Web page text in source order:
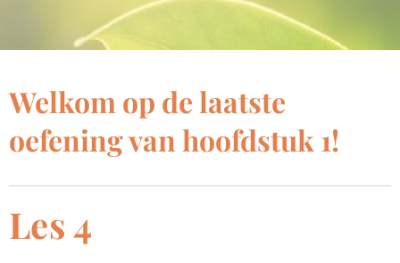
Welkom op de laatste
oefening van hoofdstuk 1!
Les 4